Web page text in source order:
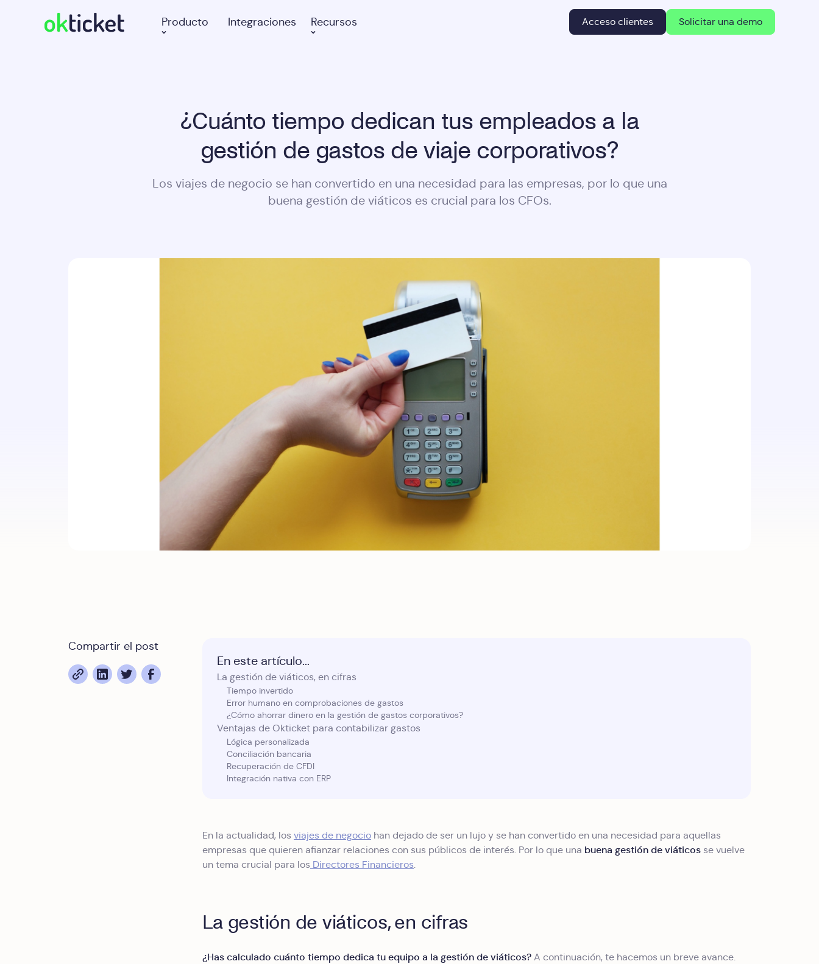
Producto Integraciones Recursos Acceso clientes Solicitar una demo
¿Cuánto tiempo dedican tus empleados a la
gestión de gastos de viaje corporativos?
Los viajes de negocio se han convertido en una necesidad para las empresas, por lo que una
buena gestión de viáticos es crucial para los CFOs.
Compartir el post
En este artículo...
La gestión de viáticos, en cifras
Tiempo invertido
Error humano en comprobaciones de gastos
¿Cómo ahorrar dinero en la gestión de gastos corporativos?
Ventajas de Okticket para contabilizar gastos
Lógica personalizada
Conciliación bancaria
Recuperación de CFDI
Integración nativa con ERP
En la actualidad, los viajes de negocio han dejado de ser un lujo y se han convertido en una necesidad para aquellas
empresas que quieren afianzar relaciones con sus públicos de interés. Por lo que una buena gestión de viáticos se vuelve
un tema crucial para los Directores Financieros.
La gestión de viáticos, en cifras
¿Has calculado cuánto tiempo dedica tu equipo a la gestión de viáticos? A continuación, te hacemos un breve avance.